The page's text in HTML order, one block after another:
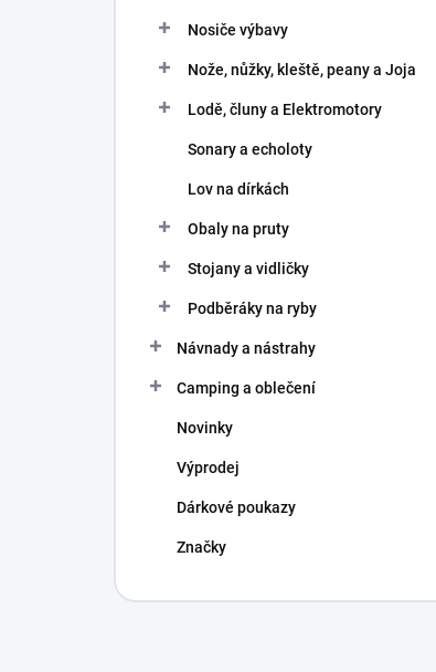
Nosiče výbavy
Nože, nůžky, kleště, peany a Joja
Lodě, čluny a Elektromotory
Sonary a echoloty
Lov na dírkách
Obaly na pruty
Stojany a vidličky
Podběráky na ryby
Návnady a nástrahy
Camping a oblečení
Novinky
Výprodej
Dárkové poukazy
Značky